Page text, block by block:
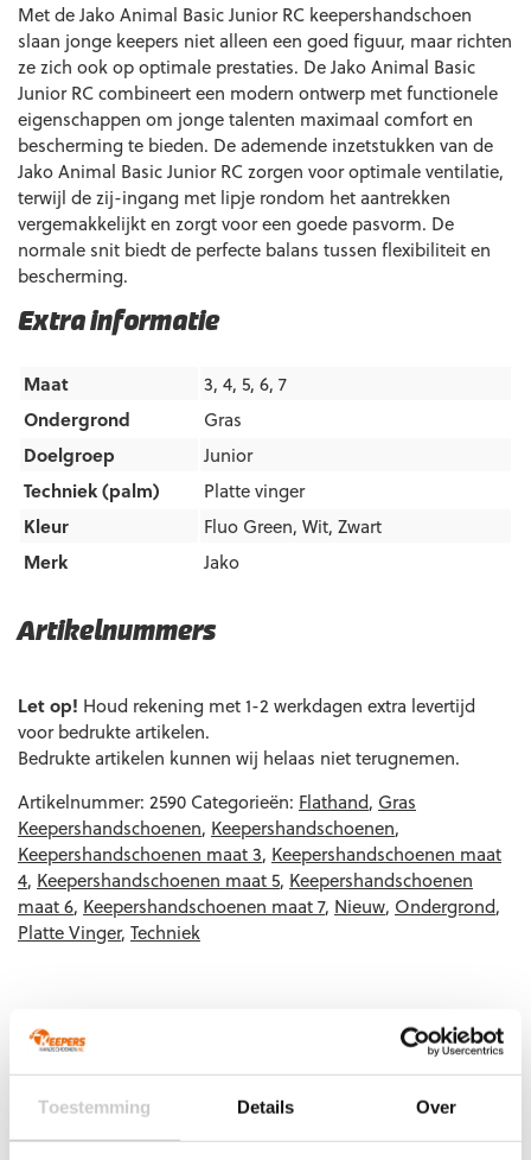
Toestemming Details Over
Artikelnummers
Let op! Houd rekening met 1-2 werkdagen extra levertijd
voor bedrukte artikelen.
Bedrukte artikelen kunnen wij helaas niet terugnemen.
Artikelnummer: 2590 Categorieën: Flathand, Gras
Keepershandschoenen, Keepershandschoenen,
Keepershandschoenen maat 3, Keepershandschoenen maat
4, Keepershandschoenen maat 5, Keepershandschoenen
maat 6, Keepershandschoenen maat 7, Nieuw, Ondergrond,
Platte Vinger, Techniek
Extra informatie
Maat
3, 4, 5, 6, 7
Ondergrond
Gras
Doelgroep
Junior
Techniek (palm)
Platte vinger
Kleur
Fluo Green, Wit, Zwart
Merk
Jako
Met de Jako Animal Basic Junior RC keepershandschoen
slaan jonge keepers niet alleen een goed figuur, maar richten
ze zich ook op optimale prestaties. De Jako Animal Basic
Junior RC combineert een modern ontwerp met functionele
eigenschappen om jonge talenten maximaal comfort en
bescherming te bieden. De ademende inzetstukken van de
Jako Animal Basic Junior RC zorgen voor optimale ventilatie,
terwijl de zij-ingang met lipje rondom het aantrekken
vergemakkelijkt en zorgt voor een goede pasvorm. De
normale snit biedt de perfecte balans tussen flexibiliteit en
bescherming.
Gerelateerde producten